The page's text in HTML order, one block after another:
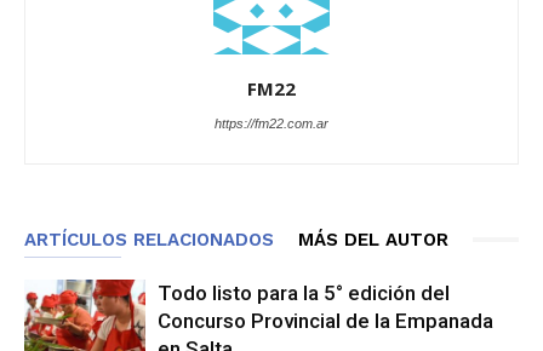
FM22
https://fm22.com.ar
ARTÍCULOS RELACIONADOS MÁS DEL AUTOR
Todo listo para la 5° edición del
Concurso Provincial de la Empanada